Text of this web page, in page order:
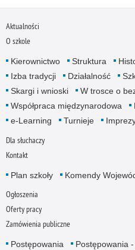
Aktualności
O szkole
Kierownictwo Struktura
Izba tradycji
Działalność
Skargi i wnioski
W trosce o
Współpraca międzynarodowa
e-Learning
Turnieje
Dla słuchaczy
Kontakt
Plan szkoły Komendy
Ogłoszenia
Oferty pracy
Zamówienia publiczne
Postępowania
Postępowania